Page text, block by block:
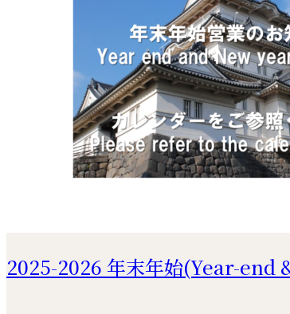
2025-2026 年末年始(Year-end